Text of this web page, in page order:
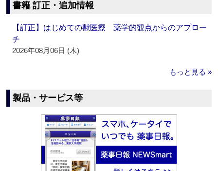
書籍 訂正・追加情報
【訂正】はじめての獣医療 薬学的観点からのアプロー
チ
2026年08月06日 (木)
もっと見る »
製品・サービス等